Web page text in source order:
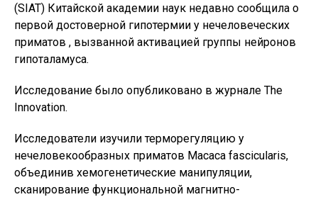
(SIAT) Китайской академии наук недавно сообщила о
первой достоверной гипотермии у нечеловеческих
приматов , вызванной активацией группы нейронов
гипоталамуса.
Исследование было опубликовано в журнале The
Innovation.
Исследователи изучили терморегуляцию у
нечеловекообразных приматов Macaca fascicularis,
объединив хемогенетические манипуляции,
сканирование функциональной магнитно-